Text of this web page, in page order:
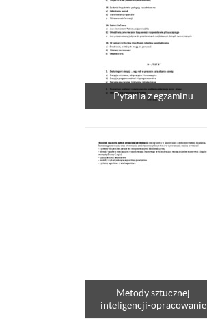
Pytania z egzaminu
Metody sztucznej
inteligencji-opracowanie